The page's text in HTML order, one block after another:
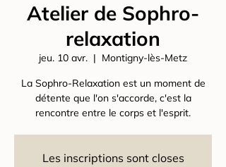
Atelier de Sophro-
relaxation
jeu. 10 avr.
  |
Montigny-lès-Metz
La Sophro-Relaxation est un moment de
détente que l'on s'accorde, c'est la
rencontre entre le corps et l'esprit.
Les inscriptions sont closes